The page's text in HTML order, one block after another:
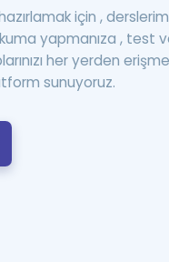
için ,
yapmanıza , test
her yerden
sunuyoruz.